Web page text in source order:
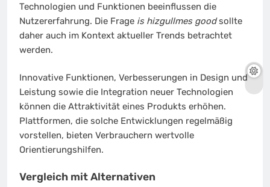
Technologien und Funktionen beeinflussen die
Nutzererfahrung. Die Frage is hizgullmes goodsollte
daher auch im Kontext aktueller Trends betrachtet
werden.
Innovative Funktionen, Verbesserungen in Design und
Leistung sowie die Integration neuer Technologien
können die Attraktivität eines Produkts erhöhen.
Plattformen, die solche Entwicklungen regelmäßig
vorstellen, bieten Verbrauchern wertvolle
Orientierungshilfen.
Vergleich mit Alternativen